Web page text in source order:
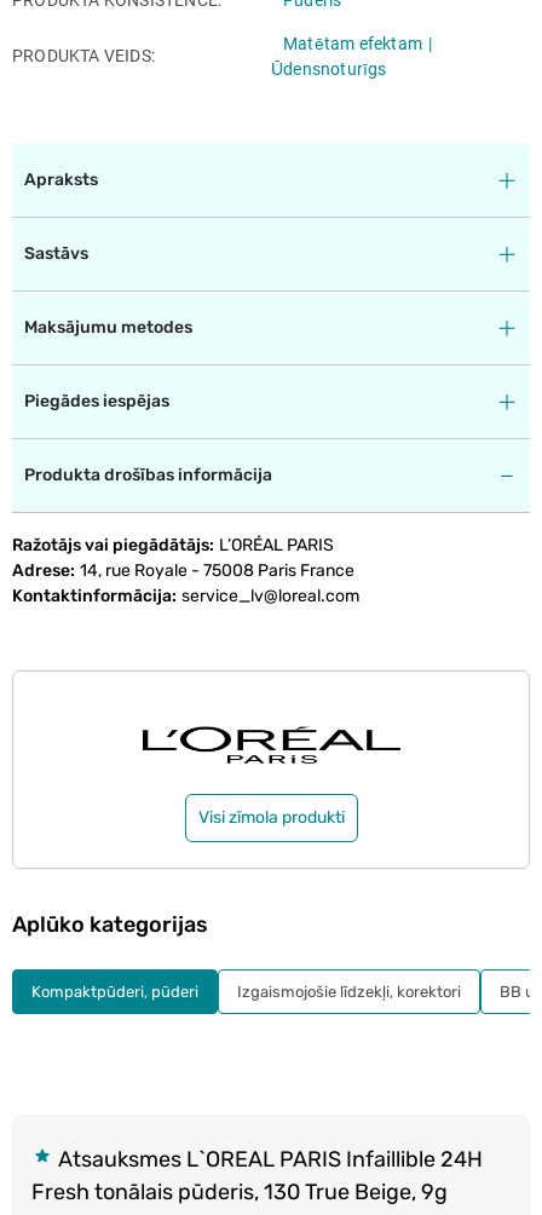
PRODUKTA VEIDS
Matētam efektam
Ūdensnoturīgs
Apraksts
Sastāvs
Maksājumu metodes
Piegādes iespējas
Produkta drošības informācija
Ražotājs vai piegādātājs L’ORÉAL PARIS
Adrese 14, rue Royale - 75008 Paris France
Kontaktinformācija service_lv@loreal.com
Visi zīmola produkti
Atsauksmes L`OREAL PARIS Infaillible 24H
Fresh tonālais pūderis, 130 True Beige, 9g
Aplūko kategorijas
Kompaktpūderi, pūderi Izgaismojošie līdzekļi, korektori BB